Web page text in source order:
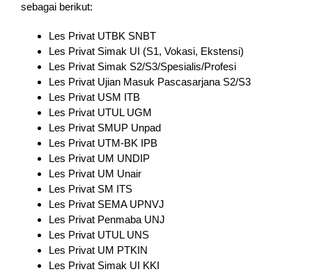
sebagai berikut:
Les Privat UTBK SNBT
Les Privat Simak UI (S1, Vokasi, Ekstensi)
Les Privat Simak S2/S3/Spesialis/Profesi
Les Privat Ujian Masuk Pascasarjana S2/S3
Les Privat USM ITB
Les Privat UTUL UGM
Les Privat SMUP Unpad
Les Privat UTM-BK IPB
Les Privat UM UNDIP
Les Privat UM Unair
Les Privat SM ITS
Les Privat SEMA UPNVJ
Les Privat Penmaba UNJ
Les Privat UTUL UNS
Les Privat UM PTKIN
Les Privat Simak UI KKI